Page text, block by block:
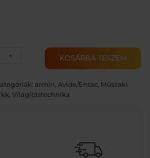
+ KOSÁRBA TESZEM
armin Avide/Entac, Műszaki
Világítástechnika